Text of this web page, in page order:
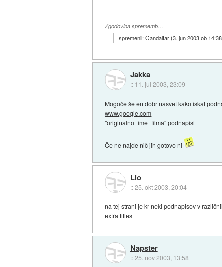
Zgodovina sprememb…
spremenil:Gandalfar(3. jun 2003 ob 14:38
Jakka
:: 11. jul 2003, 23:09
Mogoče še en dobr nasvet kako iskat
www.google.com
"originalno_ime_filma" podnapisi
Če ne najde nič jih gotovo ni
Lio
::25. okt 2003, 20:04
na tej strani je kr neki podnapisov v
extra titles
Napster
::25. nov 2003, 13:58